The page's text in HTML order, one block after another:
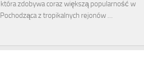
zdobywa coraz większą popularność w
z tropikalnych rejonów …